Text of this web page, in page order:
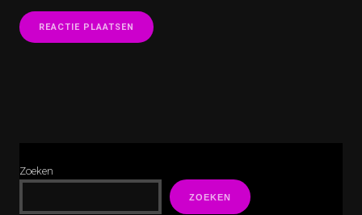
Zoeken
ZOEKEN